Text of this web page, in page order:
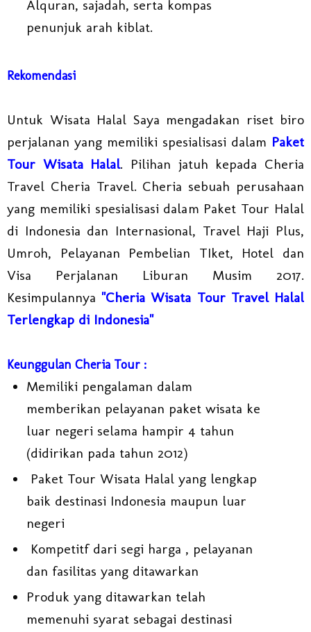
Alquran, sajadah, serta kompas
penunjuk arah kiblat.
Rekomendasi
Untuk Wisata Halal Saya mengadakan riset biro
perjalanan yang memiliki spesialisasi dalam Paket
Tour Wisata Halal. Pilihan jatuh kepada Cheria
Travel Cheria Travel. Cheria sebuah perusahaan
yang memiliki spesialisasi dalam Paket Tour Halal
di Indonesia dan Internasional, Travel Haji Plus,
Umroh, Pelayanan Pembelian TIket, Hotel dan
Visa Perjalanan Liburan Musim 2017.
Kesimpulannya "Cheria Wisata Tour Travel Halal
Terlengkap di Indonesia"
Keunggulan Cheria Tour :
Memiliki pengalaman dalam
memberikan pelayanan paket wisata ke
luar negeri selama hampir 4 tahun
(didirikan pada tahun 2012)
Paket Tour Wisata Halal yang lengkap
baik destinasi Indonesia maupun luar
negeri
Kompetitf dari segi harga , pelayanan
dan fasilitas yang ditawarkan
Produk yang ditawarkan telah
memenuhi syarat sebagai destinasi